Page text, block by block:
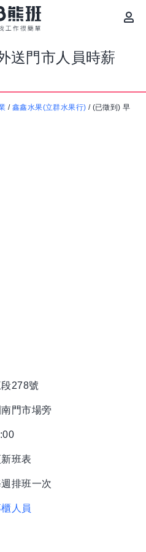
送門市人員時薪
/鑫鑫水果(立群水果行) / (已徵到) 早
278號
門市場旁
班表
排班一次
人員